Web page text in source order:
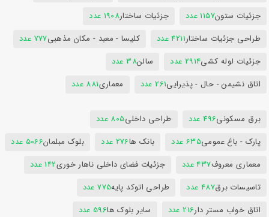
جزئیات ستون1157 عدد جزئیات ساختار1908 عدد
طراحی جزئیات ساختار4211 عدد کلیسا - معبد - مکان مذهبی777 عدد
جزئیات لوله کشی2914 عدد سالن38 عدد
اتاق نشیمن - حال - پذیرایی261 عدد معماری881 عدد
برق مسکونی496 عدد طراحی داخلی805 عدد
پارک - باغ عمومی635 عدد بانک ها276 عدد بلوک مبلمان5066 عدد
معماری معروف437 عدد جزئیات فضای داخلی ناهار خوری142 عدد
تاسیسات برق487 عدد طراحی اتوکد پایه775 عدد
اتاق خواب مستر دار216 عدد سایر بلوک ها596 عدد